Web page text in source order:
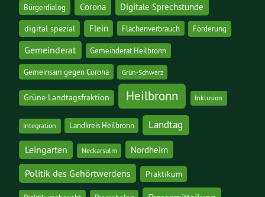
Bürgerdialog Corona Digitale Sprechstunde
digital spezial Flein Flächenverbrauch Förderung
Gemeinderat Gemeinderat Heilbronn
Gemeinsam gegen Corona Grün-Schwarz
Grüne Landtagsfraktion Heilbronn Inklusion
Integration Landkreis Heilbronn Landtag
Leingarten Neckarsulm Nordheim
Politik des Gehörtwerdens Praktikum